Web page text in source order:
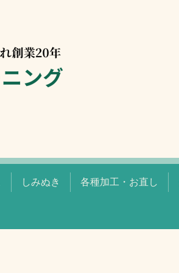
しみぬき 各種加工・お直し